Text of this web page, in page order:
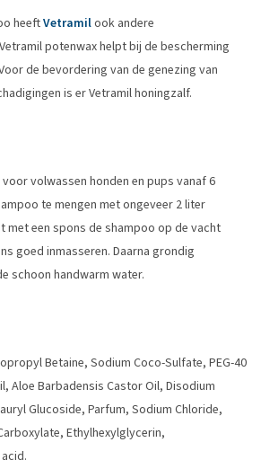
heeftVetramilook andere
potenwax helpt bij de bescherming
de bevordering van de genezing van
is er Vetramil honingzalf.
volwassen honden en pups vanaf 6
te mengen met ongeveer 2 liter
met een spons de shampoo op de vacht
goed inmasseren. Daarna grondig
schoon handwarm water.
Betaine, Sodium Coco-Sulfate, PEG-40
Aloe Barbadensis Castor Oil, Disodium
Glucoside, Parfum, Sodium Chloride,
Ethylhexylglycerin,